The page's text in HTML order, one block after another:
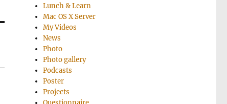
Lunch & Learn
Mac OS X Server
My Videos
News
Photo
Photo gallery
Podcasts
Poster
Projects